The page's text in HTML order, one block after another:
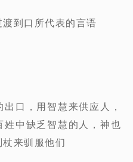
到口所代表的言语
口，用智慧来供应人，
中缺乏智慧的人，神也
来驯服他们